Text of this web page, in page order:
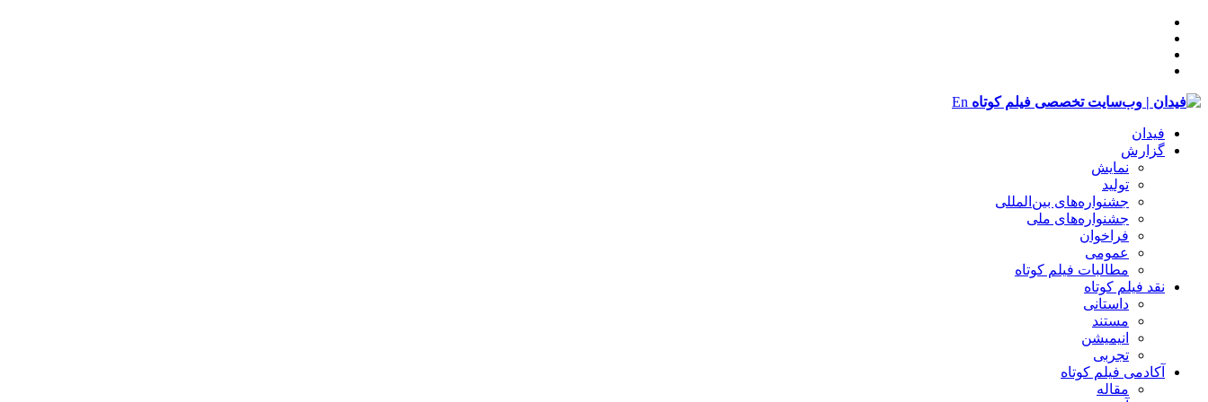
En
فیدان
گزارش
نمایش
تولید
‌‌جشنواره‌های بین‌المللی
جشنواره‌های ملی
فراخوان
عمومی
مطالبات فیلم کوتاه
نقد فیلم کوتاه
داستانی
مستند
انیمیشن
تجربی
آکادمی فیلم کوتاه
مقاله